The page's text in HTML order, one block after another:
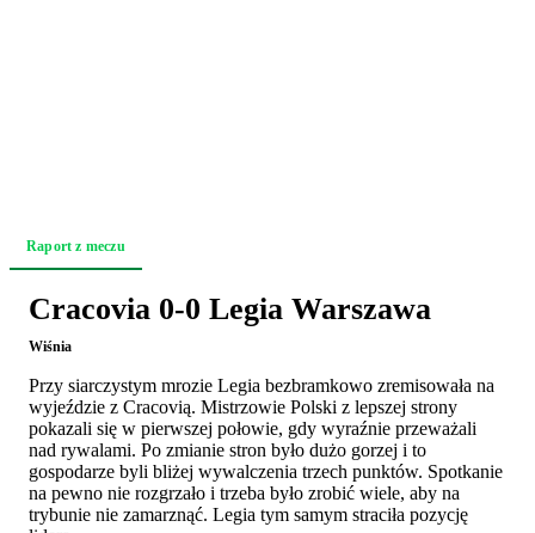
Raport z meczu
Cracovia 0-0 Legia Warszawa
Wiśnia
Przy siarczystym mrozie Legia bezbramkowo zremisowała na
wyjeździe z Cracovią. Mistrzowie Polski z lepszej strony
pokazali się w pierwszej połowie, gdy wyraźnie przeważali
nad rywalami. Po zmianie stron było dużo gorzej i to
gospodarze byli bliżej wywalczenia trzech punktów. Spotkanie
na pewno nie rozgrzało i trzeba było zrobić wiele, aby na
trybunie nie zamarznąć. Legia tym samym straciła pozycję